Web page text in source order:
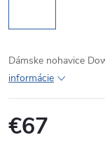
Dámske nohavice
informácie
€67